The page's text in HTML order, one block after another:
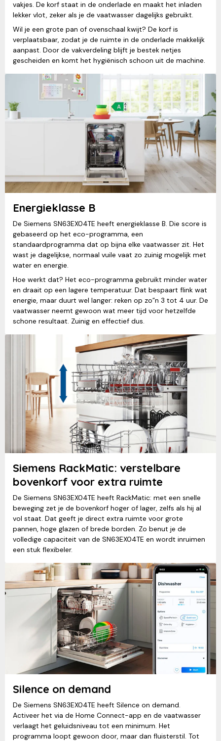
vakjes. De korf staat in de onderlade en maakt het inladen
lekker vlot, zeker als je de vaatwasser dagelijks gebruikt.
Wil je een grote pan of ovenschaal kwijt? De korf is
verplaatsbaar, zodat je de ruimte in de onderlade makkelijk
aanpast. Door de vakverdeling blijft je bestek netjes
gescheiden en komt het hygiënisch schoon uit de machine.
Energieklasse B
De Siemens SN63EX04TE heeft energieklasse B. Die score is
gebaseerd op het eco-programma, een
standaardprogramma dat op bijna elke vaatwasser zit. Het
wast je dagelijkse, normaal vuile vaat zo zuinig mogelijk met
water en energie.
Hoe werkt dat? Het eco-programma gebruikt minder water
en draait op een lagere temperatuur. Dat bespaart flink wat
energie, maar duurt wel langer: reken op zo”n 3 tot 4 uur. De
vaatwasser neemt gewoon wat meer tijd voor hetzelfde
schone resultaat. Zuinig en effectief dus.
Siemens RackMatic: verstelbare
bovenkorf voor extra ruimte
De Siemens SN63EX04TE heeft RackMatic: met een snelle
beweging zet je de bovenkorf hoger of lager, zelfs als hij al
vol staat. Dat geeft je direct extra ruimte voor grote
pannen, hoge glazen of brede borden. Zo benut je de
volledige capaciteit van de SN63EX04TE en wordt inruimen
een stuk flexibeler.
Silence on demand
De Siemens SN63EX04TE heeft Silence on demand.
Activeer het via de Home Connect-app en de vaatwasser
verlaagt het geluidsniveau tot een minimum. Het
programma loopt gewoon door, maar dan fluisterstil. Tot